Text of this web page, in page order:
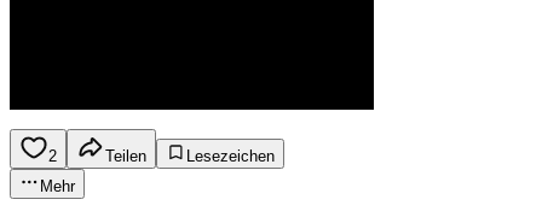
2 Teilen
Lesezeichen
Mehr